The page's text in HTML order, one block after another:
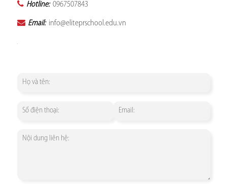
Hotline: 0967507843
Email: info@eliteprschool.edu.vn